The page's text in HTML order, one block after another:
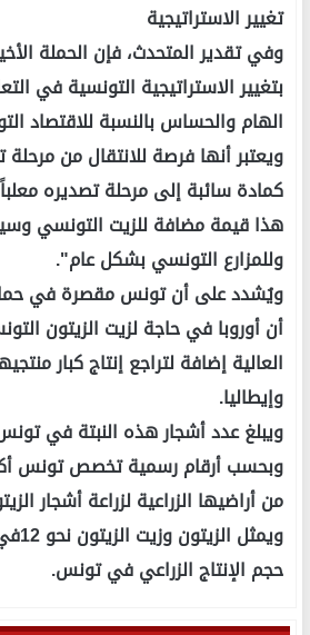
تغيير الاستراتيجية
وفي تقدير المتحدث، فإن الحملة
بتغيير الاستراتيجية التونسية في
الهام والحساس بالنسبة للاقتصاد
ويعتبر أنها فرصة للانتقال من
كمادة سائبة إلى مرحلة تصديره
هذا قيمة مضافة للزيت التونسي
وللمزارع التونسي بشكل عام".
ويُشدد على أن تونس مقصرة في
أن أوروبا في حاجة لزيت الزيتون
العالية إضافة لتراجع إنتاج كبار
وإيطاليا.
من أراضيها الزراعية لزراعة أشجار
حجم الإنتاج الزراعي في تونس.